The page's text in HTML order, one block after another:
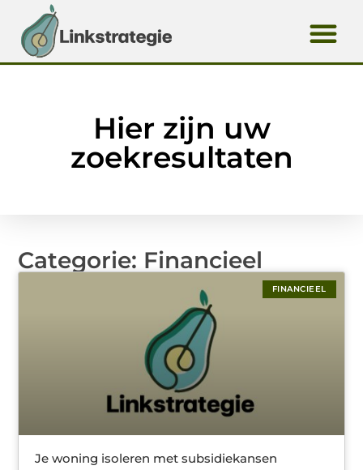
Hier zijn uw
zoekresultaten
Categorie: Financieel
FINANCIEEL
Je woning isoleren met subsidiekansen